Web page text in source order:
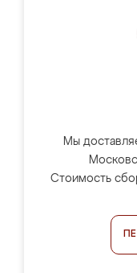
Мы
Стоимость